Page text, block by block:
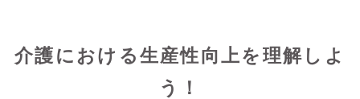
介護における生産性向上を理解しよ
う！